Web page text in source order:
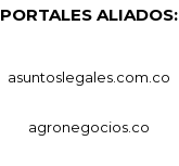
PORTALES ALIADOS:
asuntoslegales.com.co
agronegocios.co